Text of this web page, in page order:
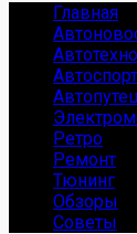
Главная
Автоспорт
Ретро
Ремонт
Тюнинг
Обзоры
Советы